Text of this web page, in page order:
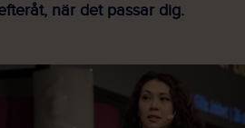
när det passar dig.